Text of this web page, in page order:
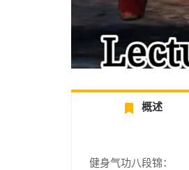
概述
健身气功八段锦：